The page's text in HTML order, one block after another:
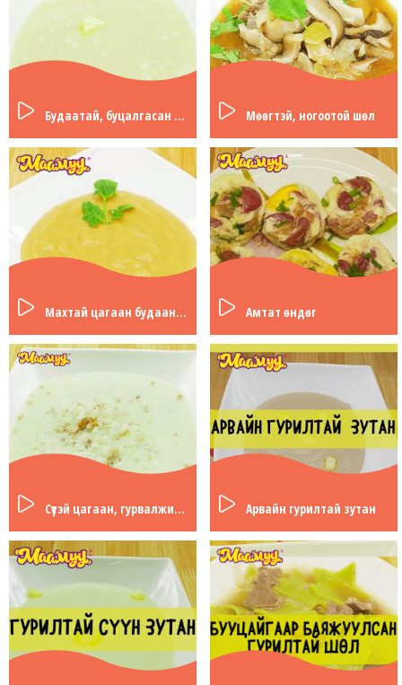
Будаатай, буцалгасан аарц Мөөгтэй, ногоотой шөл
Махтай цагаан будааны зутан шөл Амтат өндөг
Сүүтэй цагаан, гурвалжин будаа Арвайн гурилтай зутан